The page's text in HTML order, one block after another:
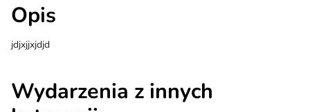
Opis
jdjxjjxjdjd
Wydarzenia z innych